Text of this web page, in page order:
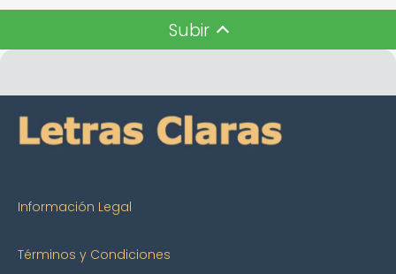
Subir
Información Legal
Términos y Condiciones